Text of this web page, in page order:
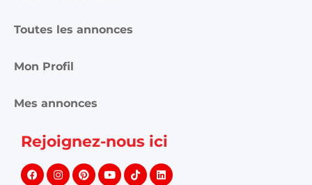
Toutes les annonces
Mon Profil
Mes annonces
Rejoignez-nous ici